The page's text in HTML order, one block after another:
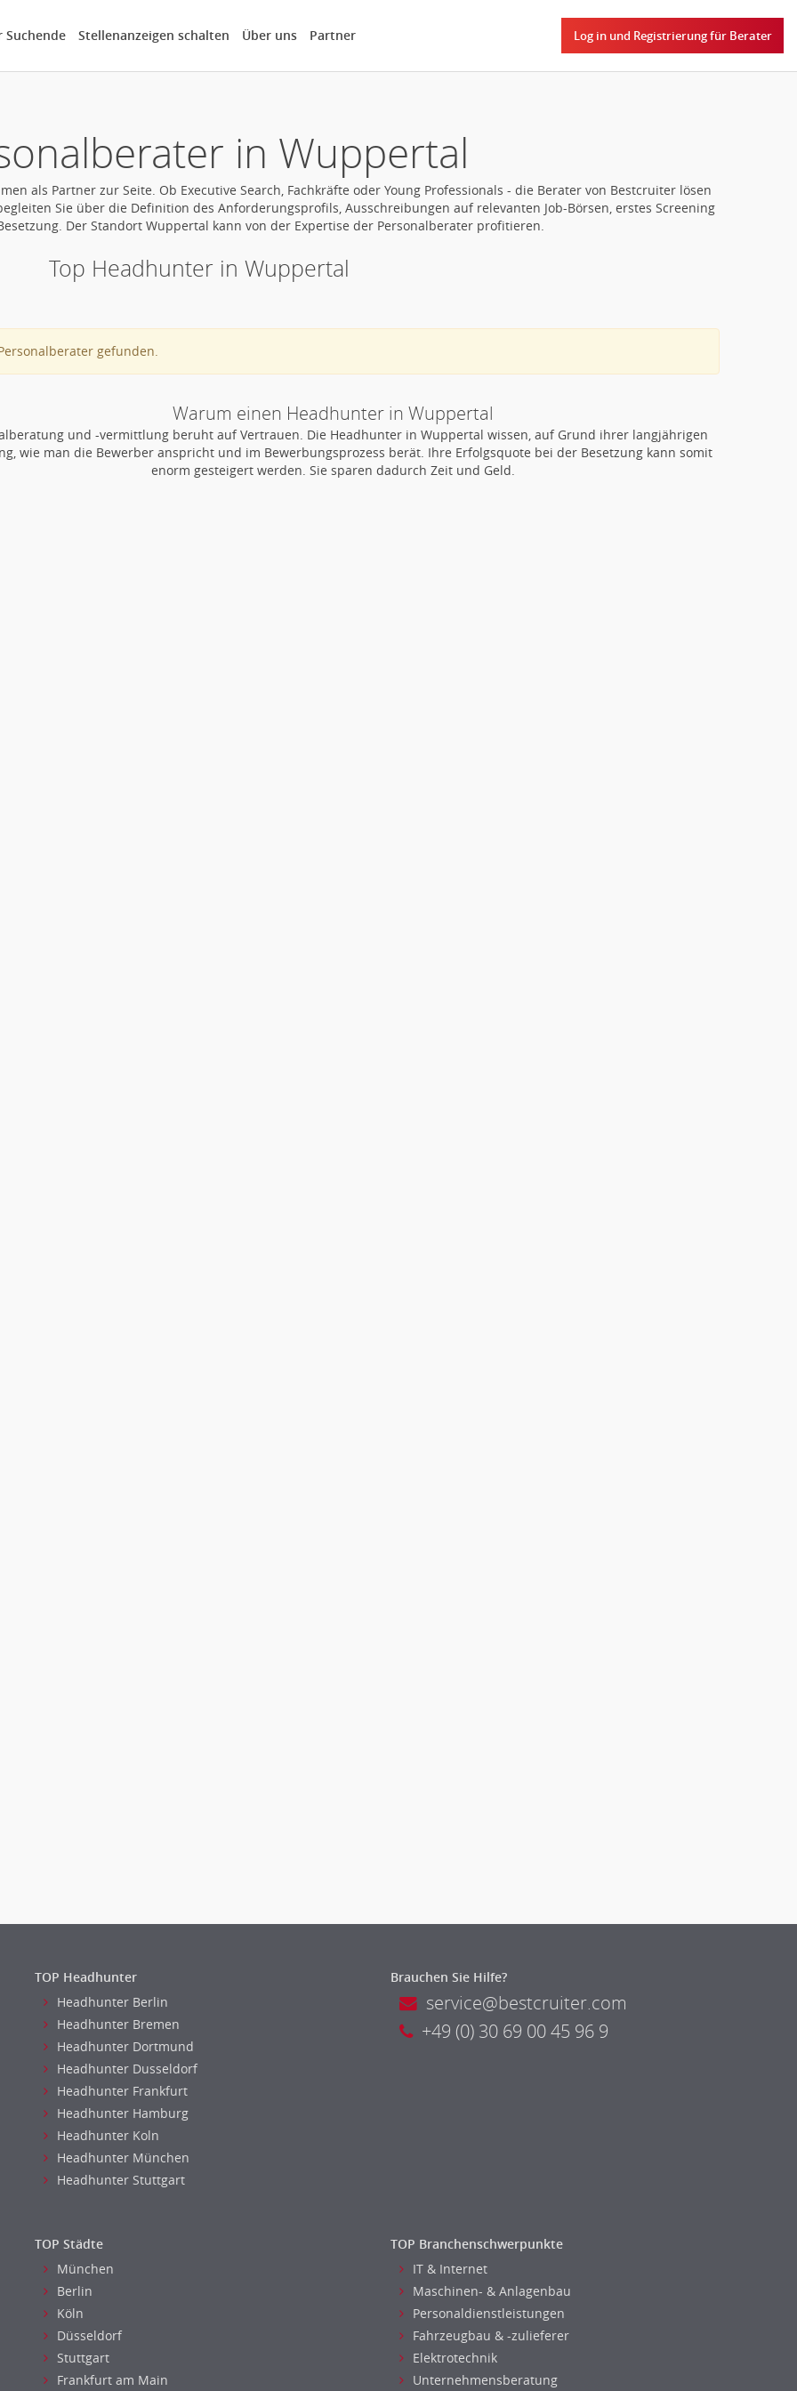
Suchende Stellenanzeigen schalten Über uns Partner Log in und Registrierung für Berater
in Wuppertal
als Partner zur Seite. Ob Executive Search, Fachkräfte oder Young Professionals - die Berater von Bestcruiter lösen
Sie über die Definition des Anforderungsprofils, Ausschreibungen auf relevanten Job-Börsen, erstes Screening
Der Standort Wuppertal kann von der Expertise der Personalberater profitieren.
Top Headhunter in Wuppertal
gefunden.
Warum einen Headhunter in Wuppertal
und -vermittlung beruht auf Vertrauen. Die Headhunter in Wuppertal wissen, auf Grund ihrer langjährigen
wie man die Bewerber anspricht und im Bewerbungsprozess berät. Ihre Erfolgsquote bei der Besetzung kann somit
enorm gesteigert werden. Sie sparen dadurch Zeit und Geld.
TOP Headhunter
Headhunter Berlin
Headhunter Bremen
Headhunter Dortmund
Headhunter Dusseldorf
Headhunter Frankfurt
Headhunter Hamburg
Headhunter Koln
Headhunter München
Headhunter Stuttgart
Brauchen Sie Hilfe?
service@bestcruiter.com
+49 (0) 30 69 00 45 96 9
TOP Städte
München
Berlin
Köln
Düsseldorf
Stuttgart
Frankfurt am Main
TOP Branchenschwerpunkte
IT & Internet
Maschinen- & Anlagenbau
Personaldienstleistungen
Fahrzeugbau & -zulieferer
Elektrotechnik
Unternehmensberatung